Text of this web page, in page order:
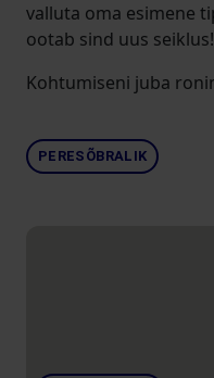
valluta oma esimene
ootab sind uus seiklus!
Kohtumiseni juba
PERESÕBRALIK